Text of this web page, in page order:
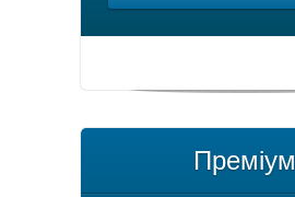
Преміум